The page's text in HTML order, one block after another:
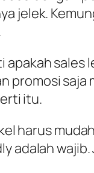
jelek.
apakah
promosi saja
itu.
harus
adalah